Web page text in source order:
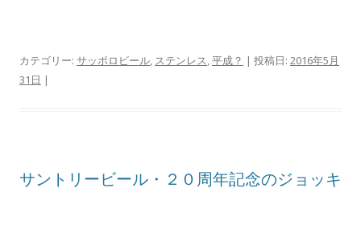
カテゴリー: サッポロビール, ステンレス,平成？ | 投稿日: 2016年5月
31日 |
サントリービール・２０周年記念のジョッキ